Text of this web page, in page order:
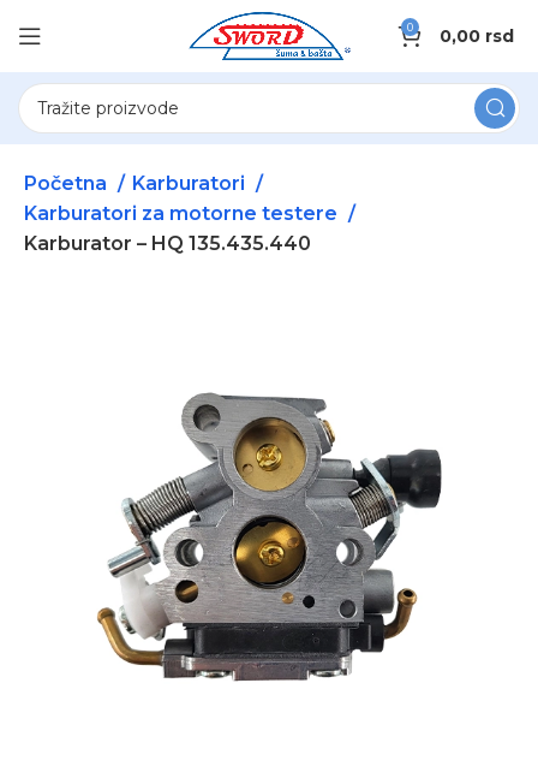
0 0,00 rsd
Početna
Karburatori
Karburatori za motorne testere
Karburator – HQ 135.435.440